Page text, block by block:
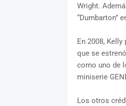
Wright.
“Dumbarton”
En 2008,
que se
como uno de
miniserie
Los otros